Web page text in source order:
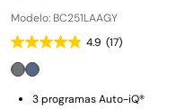
Modelo: BC251LAAGY
4.9 (17)
3 programas Auto-iQ®